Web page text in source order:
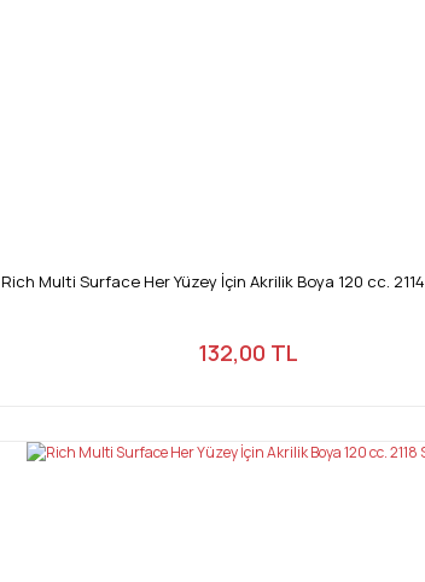
Rich Multi Surface Her Yüzey İçin Akrilik Boya 120 cc. 2114
132,00 TL